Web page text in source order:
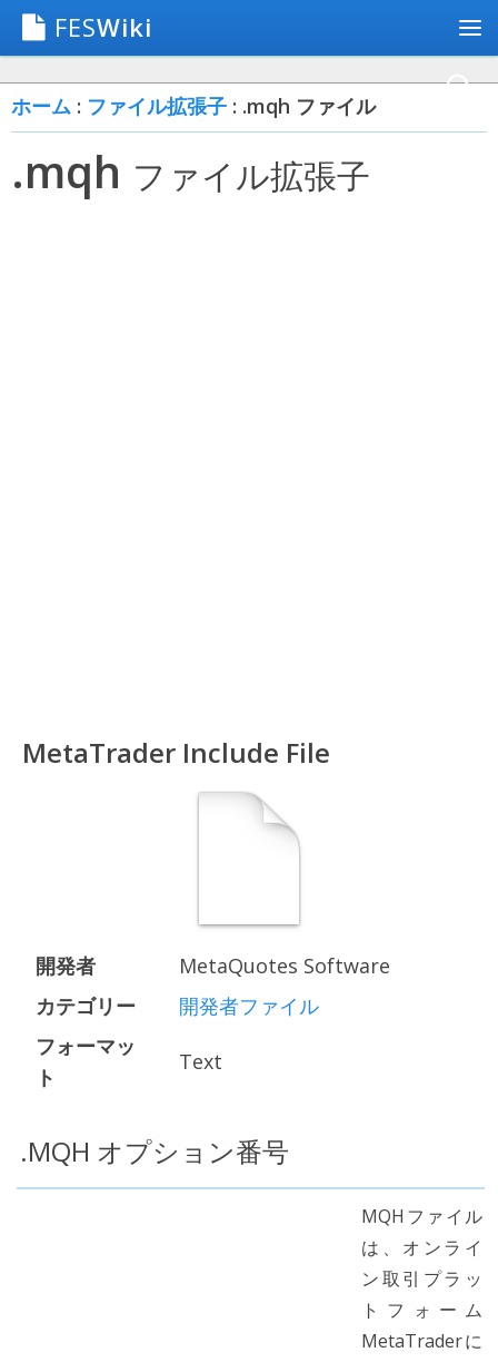
FESWiki
ホーム : ファイル拡張子 : .mqh ファイル
.mqh ファイル拡張子
MetaTrader Include File
開発者
MetaQuotes Software
カテゴリー
開発者ファイル
フォーマッ
ト
Text
.MQH オプション番号
MQHファイル
は、オンライ
ン取引プラッ
トフォーム
MetaTraderに